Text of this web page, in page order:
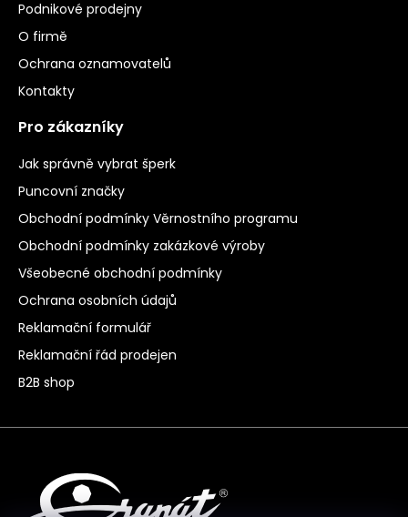
Podnikové prodejny
O firmě
Ochrana oznamovatelů
Kontakty
Pro zákazníky
Jak správně vybrat šperk
Puncovní značky
Obchodní podmínky Věrnostního programu
Obchodní podmínky zakázkové výroby
Všeobecné obchodní podmínky
Ochrana osobních údajů
Reklamační formulář
Reklamační řád prodejen
B2B shop